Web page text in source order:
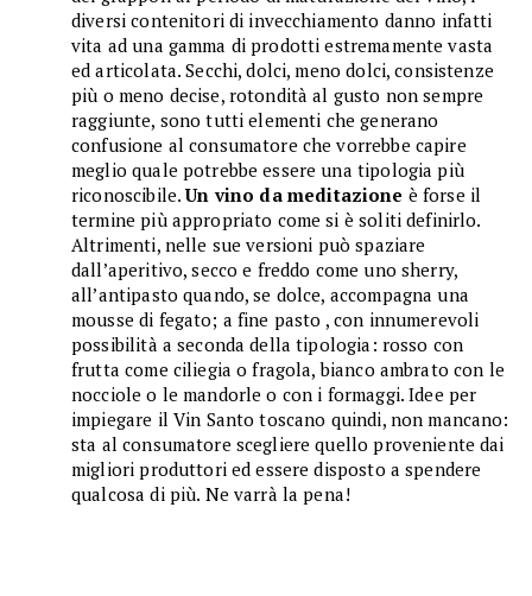
diversi contenitori di invecchiamento danno infatti
vita ad una gamma di prodotti estremamente vasta
ed articolata. Secchi, dolci, meno dolci, consistenze
più o meno decise, rotondità al gusto non sempre
raggiunte, sono tutti elementi che generano
confusione al consumatore che vorrebbe capire
meglio quale potrebbe essere una tipologia più
riconoscibile.Un vino da meditazione è forse il
termine più appropriato come si è soliti definirlo.
Altrimenti, nelle sue versioni può spaziare
dall’aperitivo, secco e freddo come uno sherry,
all’antipasto quando, se dolce, accompagna una
mousse di fegato; a fine pasto , con innumerevoli
possibilità a seconda della tipologia: rosso con
frutta come ciliegia o fragola, bianco ambrato con le
nocciole o le mandorle o con i formaggi. Idee per
impiegare il Vin Santo toscano quindi, non mancano:
sta al consumatore scegliere quello proveniente dai
migliori produttori ed essere disposto a spendere
qualcosa di più. Ne varrà la pena!